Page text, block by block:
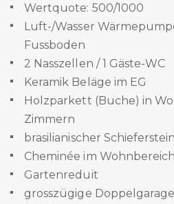
Wertquote: 500/1000
Luft-/Wasser
Fussboden
2 Nasszellen / 1 Gäste-WC
Keramik Beläge im EG
Holzparkett (Buche) in
Zimmern
brasilianischer
Cheminée im Wohnbereich
Gartenreduit
grosszügige